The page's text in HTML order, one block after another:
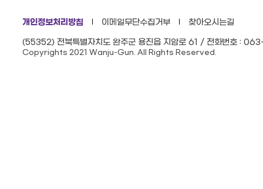
개인정보처리방침 이메일무단수집거부
찾아오시는길
(55352) 전북특별자치도 완주군 용진읍 지암로 61 / 전화번호 :
Copyrights 2021 Wanju-Gun. All Rights Reserved.